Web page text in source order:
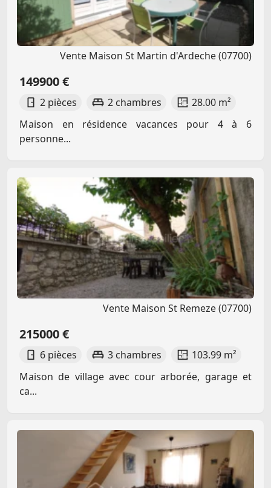
Vente Maison St Martin d'Ardeche (07700)
149900 €
2 pièces 2 chambres
28.00 m²
Maison en résidence vacances pour 4 à 6
personne...
Vente Maison St Remeze (07700)
215000 €
6 pièces 3 chambres
103.99 m²
Maison de village avec cour arborée, garage et
ca...